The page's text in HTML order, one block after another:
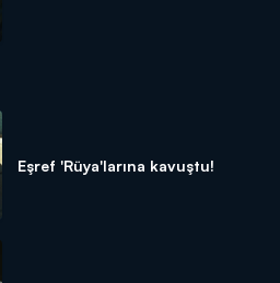
Eşref 'Rüya'larına kavuştu!